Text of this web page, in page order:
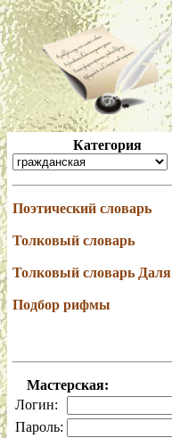
Категория
Поэтический словарь
Толковый словарь
Толковый словарь Даля
Подбор рифмы
Мастерская:
Логин:
Пароль: